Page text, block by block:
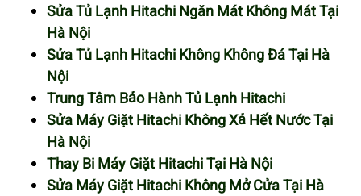
Sửa Tủ Lạnh Hitachi Ngăn Mát Không Mát Tại
Hà Nội
Sửa Tủ Lạnh Hitachi Không Không Đá Tại Hà
Nội
Trung Tâm Bảo Hành Tủ Lạnh Hitachi
Sửa Máy Giặt Hitachi Không Xả Hết Nước Tại
Hà Nội
Thay Bi Máy Giặt Hitachi Tại Hà Nội
Sửa Máy Giặt Hitachi Không Mở Cửa Tại Hà